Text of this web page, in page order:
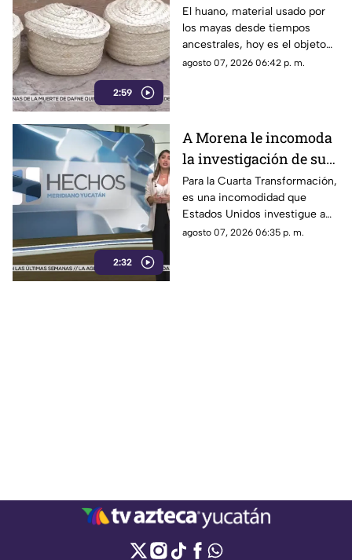
2:59
a partir de este material
ancestral en Yucatán
(+Video)
El huano, material usado por
los mayas desde tiempos
ancestrales, hoy es el objeto
de trabajo para don Nuxo.
agosto 07, 2026 06:42 p. m.
2:32
A Morena le incomoda
la investigación de sus
funcionarios por parte
de EU
Para la Cuarta Transformación,
es una incomodidad que
Estados Unidos investigue a
sus políticos y que lo haga
agosto 07, 2026 06:35 p. m.